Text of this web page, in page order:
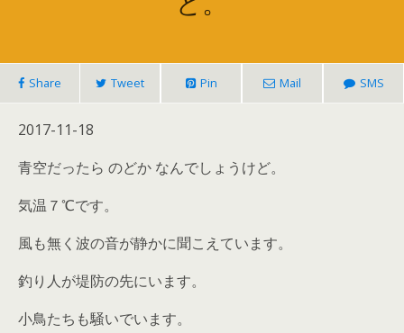
Share Tweet Pin Mail SMS
2017-11-18
青空だったら のどか なんでしょうけど。
気温７℃です。
風も無く波の音が静かに聞こえています。
釣り人が堤防の先にいます。
小鳥たちも騒いでいます。